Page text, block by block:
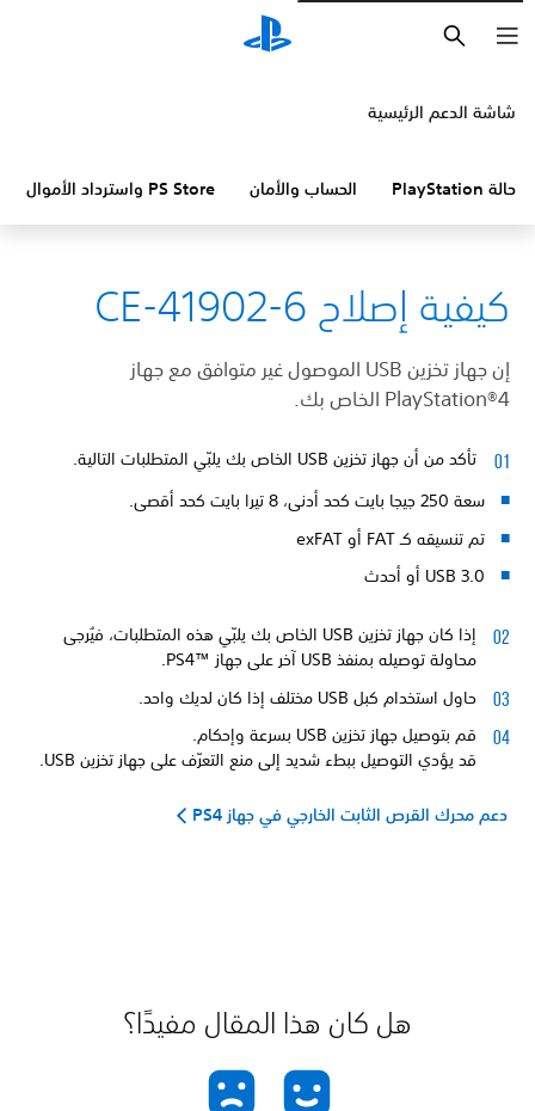
شاشة الدعم الرئيسية
حالة PlayStation الحساب والأمان PS Store واسترداد الأموال
كيفية إصلاح CE-41902-6
إن جهاز تخزين USB الموصول غير متوافق مع جهاز
PlayStation®4 الخاص بك.
تأكد من أن جهاز تخزين USB الخاص بك يلبّي المتطلبات التالية.
سعة 250 جيجا بايت كحد أدنى، 8 تيرا بايت كحد أقصى.
تم تنسيقه كـ FAT أو exFAT
USB 3.0 أو أحدث
إذا كان جهاز تخزين USB الخاص بك يلبّي هذه المتطلبات، فيُرجى
محاولة توصيله بمنفذ USB آخر على جهاز ‏™PS4.
حاول استخدام كبل USB مختلف إذا كان لديك واحد.
قم بتوصيل جهاز تخزين USB بسرعة وإحكام.
قد يؤدي التوصيل ببطء شديد إلى منع التعرّف على جهاز تخزين USB.
دعم محرك القرص الثابت الخارجي في جهاز PS4
هل كان هذا المقال مفيدًا؟